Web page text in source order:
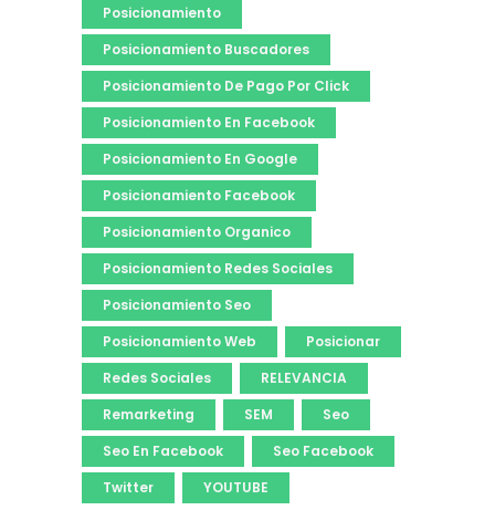
Posicionamiento
Posicionamiento Buscadores
Posicionamiento De Pago Por Click
Posicionamiento En Facebook
Posicionamiento En Google
Posicionamiento Facebook
Posicionamiento Organico
Posicionamiento Redes Sociales
Posicionamiento Seo
Posicionamiento Web
Posicionar
Redes Sociales
RELEVANCIA
Remarketing
SEM
Seo
Seo En Facebook
Seo Facebook
Twitter
YOUTUBE